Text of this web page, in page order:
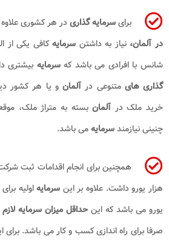
برایسرمایه گذاریدر هر کشوری علاوه
در آلمان، نیاز به داشتن سرمایهکافی یکی از
شانس با افرادی می باشد کهسرمایه بیشتری
گذاری های متنوعی در آلمانو یا هر کشور
خرید ملک در آلمانبسته به متراژ ملک،
چنینی نیازمندسرمایهمی باشد.
همچنین برای انجام اقدامات ثبت
هزار یورو داشت. علاوه بر این سرمایه
یورو می باشد که اینحداقل میزان سرمایه
صرفا برای راه اندازی کسب و کار می باشد. برای